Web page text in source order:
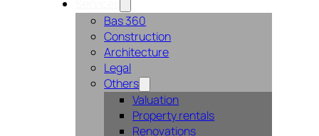
Services
Bas 360
Construction
Architecture
Legal
Others
Valuation
Property rentals
Renovations